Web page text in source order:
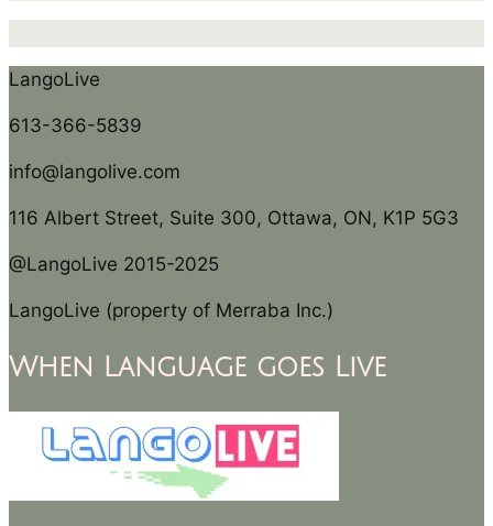
LangoLive
613-366-5839
info@langolive.com
116 Albert Street, Suite 300, Ottawa, ON, K1P 5G3
@LangoLive 2015-2025
LangoLive (property of Merraba Inc.)
When Language goes Live